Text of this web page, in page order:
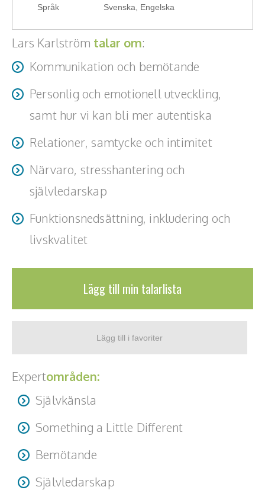
Teamwork, teambuilding, relationer
Kända personer
Företagsledare
Författare
Idrottare och äventyrare
Kända musiker
Skådespelare
Alla talare
Språk
Svenska, Engelska
Lars Karlström talar om:
Kommunikation och bemötande
Personlig och emotionell utveckling,
samt hur vi kan bli mer autentiska
Relationer, samtycke och intimitet
Närvaro, stresshantering och
självledarskap
Funktionsnedsättning, inkludering och
livskvalitet
Lägg till min talarlista
Expertområden:
Självkänsla
Something a Little Different
Bemötande
Självledarskap